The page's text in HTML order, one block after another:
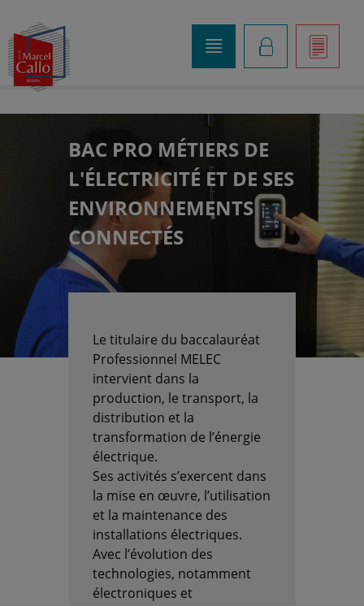
]
K
o
BAC PRO MÉTIERS DE
L'ÉLECTRICITÉ ET DE SES
ENVIRONNEMENTS
CONNECTÉS
Le titulaire du baccalauréat
Professionnel MELEC
intervient dans la
production, le transport, la
distribution et la
transformation de l’énergie
électrique.
Ses activités s’exercent dans
la mise en œuvre, l’utilisation
et la maintenance des
installations électriques.
Avec l’évolution des
technologies, notamment
électroniques et